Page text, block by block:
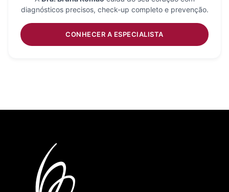
diagnósticos precisos, check-up completo e prevenção.
CONHECER A ESPECIALISTA